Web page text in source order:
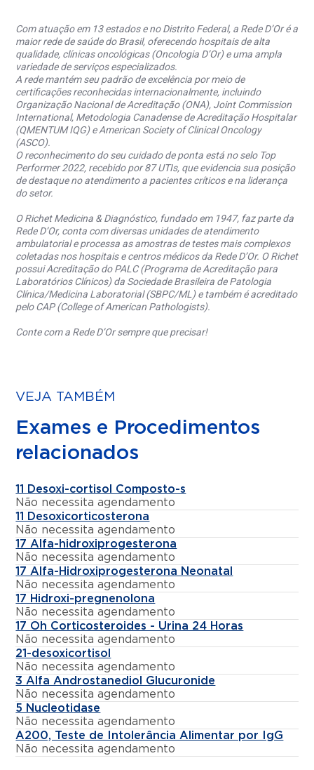
Com atuação em 13 estados e no Distrito Federal, a Rede D’Or é a
maior rede de saúde do Brasil, oferecendo hospitais de alta
qualidade, clínicas oncológicas (Oncologia D’Or) e uma ampla
variedade de serviços especializados.
A rede mantém seu padrão de excelência por meio de
certificações reconhecidas internacionalmente, incluindo
Organização Nacional de Acreditação (ONA), Joint Commission
International, Metodologia Canadense de Acreditação Hospitalar
(QMENTUM IQG) e American Society of Clinical Oncology
(ASCO).
O reconhecimento do seu cuidado de ponta está no selo Top
Performer 2022, recebido por 87 UTIs, que evidencia sua posição
de destaque no atendimento a pacientes críticos e na liderança
do setor.
O Richet Medicina & Diagnóstico, fundado em 1947, faz parte da
Rede D’Or, conta com diversas unidades de atendimento
ambulatorial e processa as amostras de testes mais complexos
coletadas nos hospitais e centros médicos da Rede D’Or. O Richet
possui Acreditação do PALC (Programa de Acreditação para
Laboratórios Clínicos) da Sociedade Brasileira de Patologia
Clínica/Medicina Laboratorial (SBPC/ML) e também é acreditado
pelo CAP (College of American Pathologists).
Conte com a Rede D’Or sempre que precisar!
VEJA TAMBÉM
Exames e Procedimentos
relacionados
11 Desoxi-cortisol Composto-s
Não necessita agendamento
11 Desoxicorticosterona
Não necessita agendamento
17 Alfa-hidroxiprogesterona
Não necessita agendamento
17 Alfa-Hidroxiprogesterona Neonatal
Não necessita agendamento
17 Hidroxi-pregnenolona
Não necessita agendamento
17 Oh Corticosteroides - Urina 24 Horas
Não necessita agendamento
21-desoxicortisol
Não necessita agendamento
3 Alfa Androstanediol Glucuronide
Não necessita agendamento
5 Nucleotidase
Não necessita agendamento
A200, Teste de Intolerância Alimentar por IgG
Não necessita agendamento